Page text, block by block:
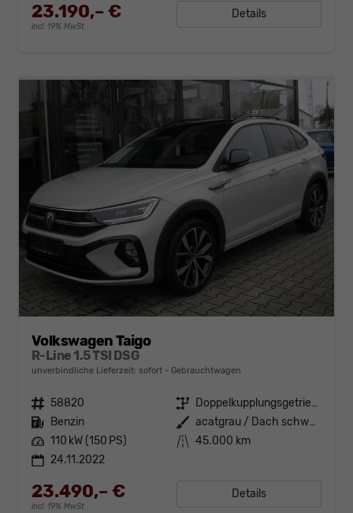
23.190,– €
incl. 19% MwSt.
Details
Volkswagen Taigo
R-Line 1.5 TSI DSG
unverbindliche Lieferzeit: sofort Gebrauchtwagen
Fahrzeugnr. 58820 Getriebe
Doppelkupplungsgetriebe (DSG)
Kraftstoff Benzin Außenfarbe
acatgrau / Dach schwarz
Leistung 110 kW (150 PS) Kilometerstand 45.000 km
24.11.2022
23.490,– €
incl. 19% MwSt.
Details